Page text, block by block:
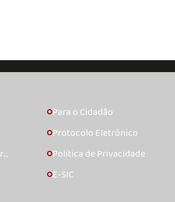
🞇Para o Cidadão
🞇Protocolo Eletrônico
🞇Política de Privacidade
🞇E-SIC